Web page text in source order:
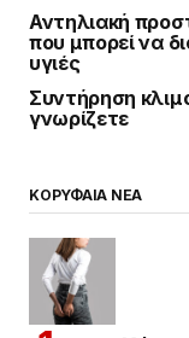
Αντηλιακή
που μπορεί να
υγιές
Συντήρηση
γνωρίζετε
ΚΟΡΥΦΑΙΑ ΝΕΑ